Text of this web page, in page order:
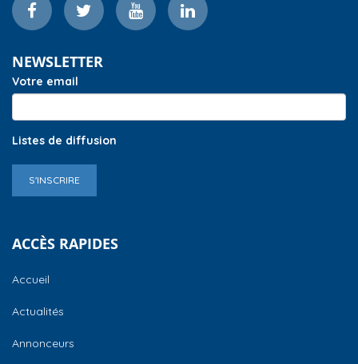
NEWSLETTER
Votre email
Listes de diffusion
S'INSCRIRE
ACCÈS RAPIDES
Accueil
Actualités
Annonceurs